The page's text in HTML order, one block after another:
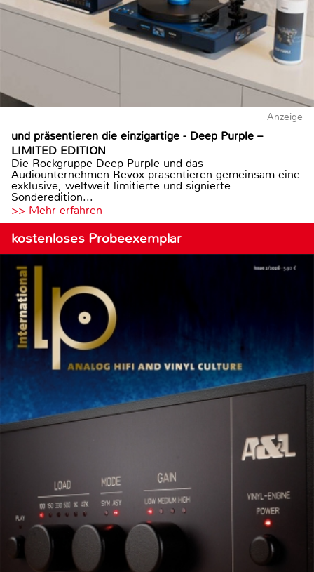
Anzeige
und präsentieren die einzigartige - Deep Purple –
LIMITED EDITION
Die Rockgruppe Deep Purple und das
Audiounternehmen Revox präsentieren gemeinsam eine
exklusive, weltweit limitierte und signierte
Sonderedition...
>> Mehr erfahren
kostenloses Probeexemplar